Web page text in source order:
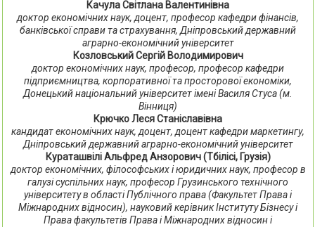
Качула Світлана Валентинівна
доктор економічних наук, доцент, професор кафедри фінансів,
банківської справи та страхування, Дніпровський державний
аграрно-економічний університет
Козловський Сергій Володимирович
доктор економічних наук, професор, професор кафедри
підприємництва, корпоративної та просторової економіки,
Донецький національний університет імені Василя Стуса (м.
Вінниця)
Крючко Леся Станіславівна
кандидат економічних наук, доцент, доцент кафедри маркетингу,
Дніпровський державний аграрно-економічний університет
Кураташвілі Альфред Анзорович (Тбілісі, Грузія)
доктор економічних, філософських і юридичних наук, професор в
галузі суспільних наук, професор Грузинського технічного
університету в області Публічного права (Факультет Права і
Міжнародних відносин), науковий керівник Інституту Бізнесу і
Права факультетів Права і Міжнародних відносин і